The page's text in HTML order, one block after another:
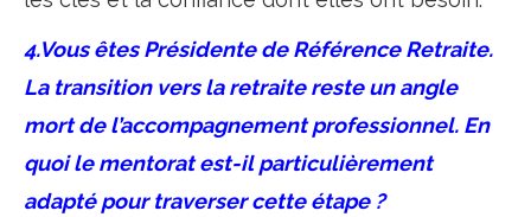
4.Vous êtes Présidente de Référence Retraite.
La transition vers la retraite reste un angle
mort de l’accompagnement professionnel. En
quoi le mentorat est-il particulièrement
adapté pour traverser cette étape ?